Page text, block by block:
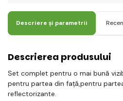
Descriere și parametrii
Descrierea produsului
Set complet pentru o mai bună
pentru partea din față,pentru
reflectorizante.